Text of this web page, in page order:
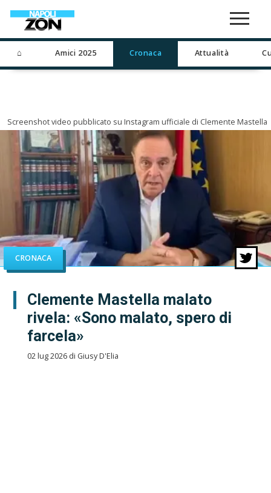
⌂ Amici 2025 Cronaca Attualità
Screenshot video pubblicato su Instagram ufficiale di Clemente Mastella
CRONACA
Clemente Mastella malato
rivela: «Sono malato, spero di
farcela»
02 lug 2026 di Giusy D'Elia